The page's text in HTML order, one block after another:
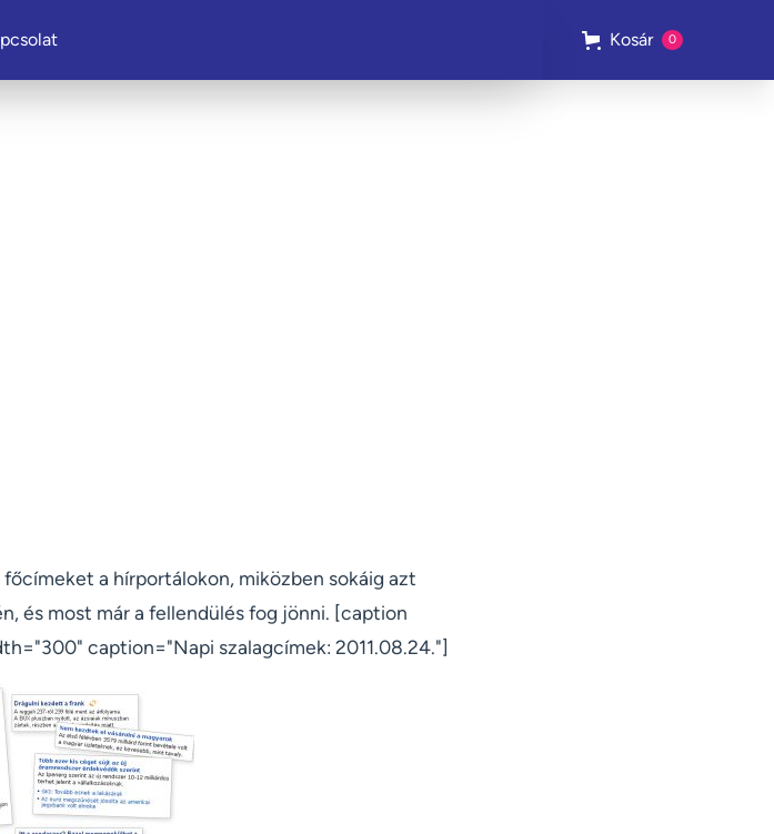
Kosár 0
a hírportálokon, miközben sokáig azt
és most már a fellendülés fog jönni. [caption
caption="Napi szalagcímek: 2011.08.24."]